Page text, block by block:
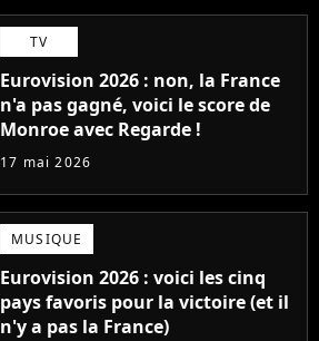
TV
Eurovision 2026 : non, la France
n'a pas gagné, voici le score de
Monroe avec Regarde !
17 mai 2026
MUSIQUE
Eurovision 2026 : voici les cinq
pays favoris pour la victoire (et il
n'y a pas la France)